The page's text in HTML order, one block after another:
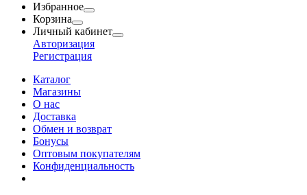
Избранное
Корзина
Личный кабинет
Авторизация
Регистрация
Каталог
Магазины
О нас
Доставка
Обмен и возврат
Бонусы
Оптовым покупателям
Конфиденциальность